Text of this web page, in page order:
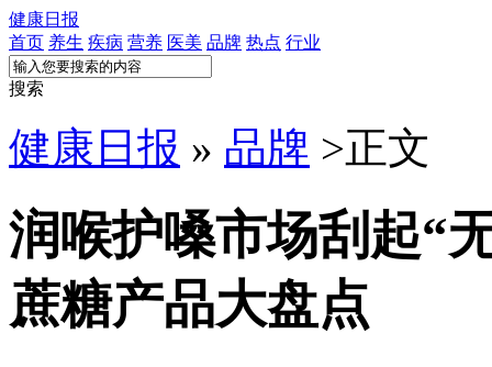
健康日报
首页 养生 疾病 营养 医美 品牌 热点 行业
搜索
健康日报 » 品牌 >正文
润喉护嗓市场刮起“
蔗糖产品大盘点